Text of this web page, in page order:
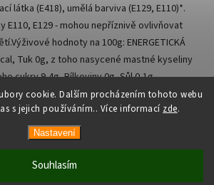
cookie. Dalším procházením tohoto webu
s jejich používáním.. Více informací zde.
Nastavení
Souhlasím
látka (E418), umělá barviva (E129, E110)*.
E110, E129 - mohou nepříznivě ovlivňovat
hodnoty na 100g: ENERGETICKÁ
Tuk 0g, z toho nasycené mastné kyseliny
cukry 9,4g, Bílkoviny 0g, Sůl 0,1g.
AsianShop
VytvořilShoptet | Design